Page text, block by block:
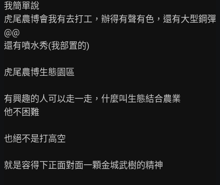
我簡單說
虎尾農博會我有去打工，辦得有聲有色，還有大型鋼彈
@@
還有噴水秀(我部置的)
虎尾農博生態園區
有興趣的人可以走一走，什麼叫生態結合農業
他不困難
也絕不是打高空
就是容得下正面對面一顆金城武樹的精神